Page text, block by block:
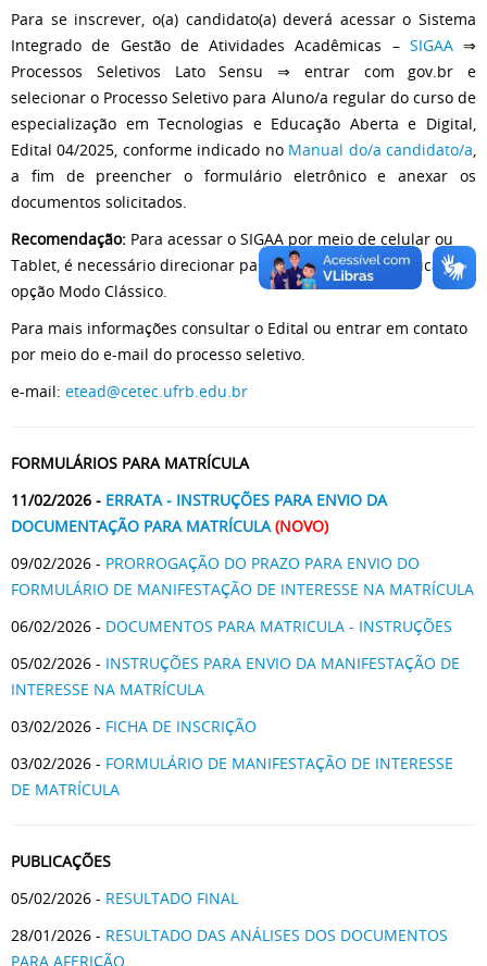
Para se inscrever, o(a) candidato(a) deverá acessar o Sistema
Integrado de Gestão de Atividades Acadêmicas – SIGAA⇒
Processos Seletivos Lato Sensu ⇒ entrar com gov.br e
selecionar o Processo Seletivo para Aluno/a regular do curso de
especialização em Tecnologias e Educação Aberta e Digital,
Edital 04/2025, conforme indicado no Manual do/a candidato/a,
a fim de preencher o formulário eletrônico e anexar os
documentos solicitados.
Recomendação: Para acessar o SIGAA por meio de celular ou
Tablet, é necessário direcionar para o fim da página e clicar na
opção Modo Clássico.
Para mais informações consultar o Edital ou entrar em contato
por meio do e-mail do processo seletivo.
e-mail: etead@cetec.ufrb.edu.br
FORMULÁRIOS PARA MATRÍCULA
11/02/2026 - ERRATA - INSTRUÇÕES PARA ENVIO DA
DOCUMENTAÇÃO PARA MATRÍCULA(NOVO)
09/02/2026 - PRORROGAÇÃO DO PRAZO PARA ENVIO DO
FORMULÁRIO DE MANIFESTAÇÃO DE INTERESSE NA MATRÍCULA
06/02/2026 - DOCUMENTOS PARA MATRICULA - INSTRUÇÕES
05/02/2026 - INSTRUÇÕES PARA ENVIO DA MANIFESTAÇÃO DE
INTERESSE NA MATRÍCULA
03/02/2026 - FICHA DE INSCRIÇÃO
03/02/2026 - FORMULÁRIO DE MANIFESTAÇÃO DE INTERESSE
DE MATRÍCULA
PUBLICAÇÕES
05/02/2026 - RESULTADO FINAL
28/01/2026 - RESULTADO DAS ANÁLISES DOS DOCUMENTOS
PARA AFERIÇÃO